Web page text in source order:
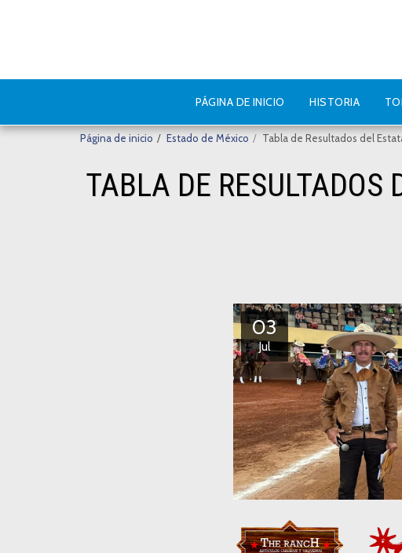
PÁGINA DE INICIO HISTORIA
Página de inicio Estado de México Tabla de Resultados del
TABLA DE RESULTADOS
03
Jul